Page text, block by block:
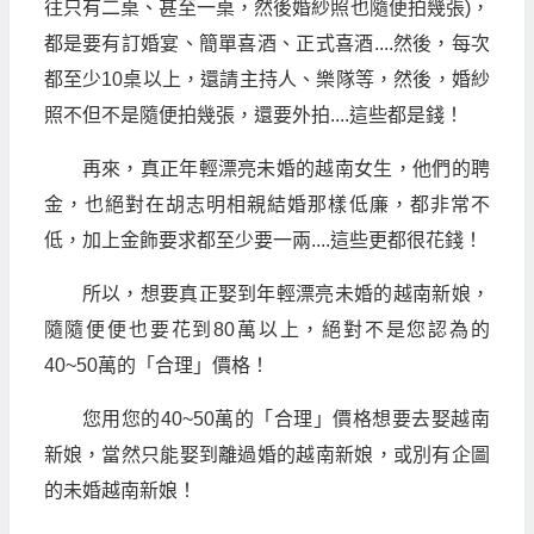
往只有二桌、甚至一桌，然後婚紗照也隨便拍幾張)，
都是要有訂婚宴、簡單喜酒、正式喜酒....然後，每次
都至少10桌以上，還請主持人、樂隊等，然後，婚紗
照不但不是隨便拍幾張，還要外拍....這些都是錢！
再來，真正年輕漂亮未婚的越南女生，他們的聘
金，也絕對在胡志明相親結婚那樣低廉，都非常不
低，加上金飾要求都至少要一兩....這些更都很花錢！
所以，想要真正娶到年輕漂亮未婚的越南新娘，
隨隨便便也要花到80萬以上，絕對不是您認為的
40~50萬的「合理」價格！
您用您的40~50萬的「合理」價格想要去娶越南
新娘，當然只能娶到離過婚的越南新娘，或別有企圖
的未婚越南新娘！